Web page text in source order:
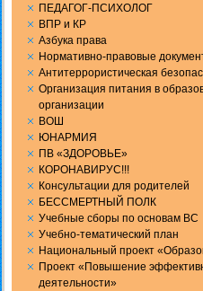
ПЕДАГОГ-ПСИХОЛОГ
ВПР и КР
Aзбука права
Нормативно-правовые
Антитеррористическая
Организация питания в
организации
ВОШ
ЮНАРМИЯ
ПВ «ЗДОРОВЬЕ»
КОРОНАВИРУС!!!
Консультации для родителей
БЕССМЕРТНЫЙ ПОЛК
Учебные сборы по основам ВС
Учебно-тематический план
Национальный проект
Проект «Повышение
деятельности»